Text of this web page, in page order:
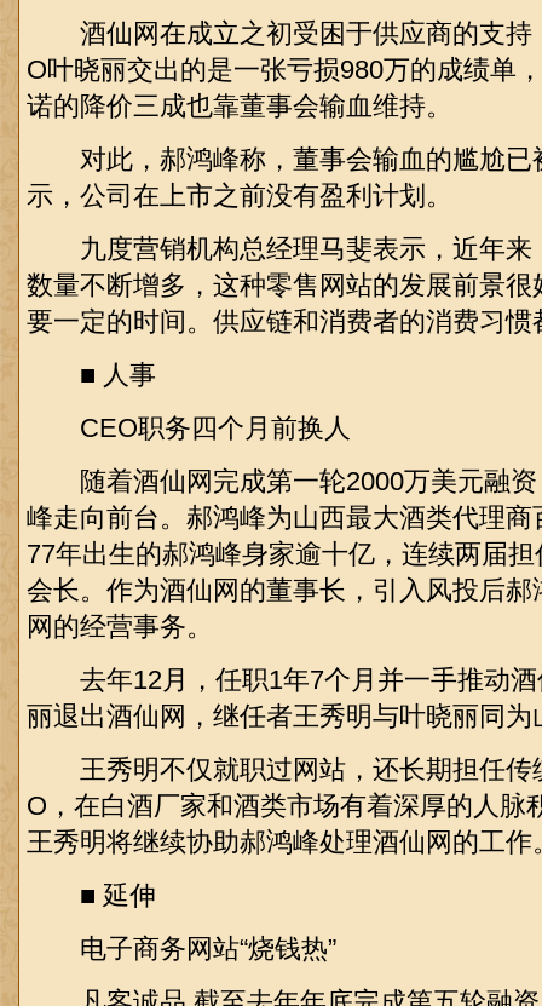
酒仙网在成立之初受困于供应商的支持
O叶晓丽交出的是一张亏损980万的成绩单
诺的降价三成也靠董事会输血维持。
对此，郝鸿峰称，董事会输血的尴尬已
示，公司在上市之前没有盈利计划。
九度营销机构总经理马斐表示，近年来
数量不断增多，这种零售网站的发展前景
要一定的时间。供应链和消费者的消费习惯
■ 人事
CEO职务四个月前换人
随着酒仙网完成第一轮2000万美元融资
峰走向前台。郝鸿峰为山西最大酒类代理
77年出生的郝鸿峰身家逾十亿，连续两届
会长。作为酒仙网的董事长，引入风投后
网的经营事务。
去年12月，任职1年7个月并一手推动酒
丽退出酒仙网，继任者王秀明与叶晓丽同为
王秀明不仅就职过网站，还长期担任传
O，在白酒厂家和酒类市场有着深厚的人脉
王秀明将继续协助郝鸿峰处理酒仙网的工作
■ 延伸
电子商务网站“烧钱热”